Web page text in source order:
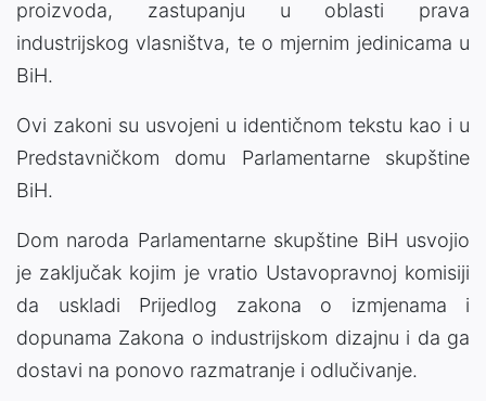
proizvoda, zastupanju u oblasti prava
industrijskog vlasništva, te o mjernim jedinicama u
BiH.
Ovi zakoni su usvojeni u identičnom tekstu kao i u
Predstavničkom domu Parlamentarne skupštine
BiH.
Dom naroda Parlamentarne skupštine BiH usvojio
je zaključak kojim je vratio Ustavopravnoj komisiji
da uskladi Prijedlog zakona o izmjenama i
dopunama Zakona o industrijskom dizajnu i da ga
dostavi na ponovo razmatranje i odlučivanje.